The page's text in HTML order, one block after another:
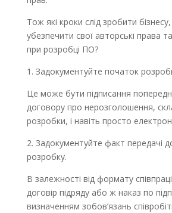
Тож які кроки слід зробити
убезпечити свої авторські права
при розробці ПО?
1. Задокументуйте початок
Це може бути підписання
договору про нерозголошення,
розробки, і навіть просто
2. Задокументуйте факт передачі
розробку.
В залежності від формату
договір підряду або ж наказ по
визначенням зобов’язань